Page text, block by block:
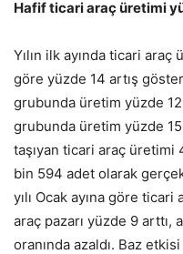
Hafif ticari araç üretimi
Yılın ilk ayında ticari araç
göre yüzde 14 artış
grubunda üretim yüzde
grubunda üretim yüzde
taşıyan ticari araç
bin 594 adet olarak
yılı Ocak ayına göre
araç pazarı yüzde 9 arttı,
oranında azaldı. Baz etkisi